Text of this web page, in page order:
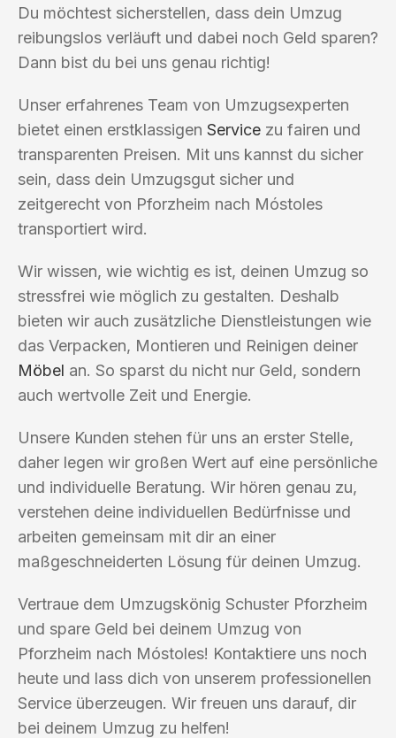
Du möchtest sicherstellen, dass dein Umzug
reibungslos verläuft und dabei noch Geld sparen?
Dann bist du bei uns genau richtig!
Unser erfahrenes Team von Umzugsexperten
bietet einen erstklassigen Service zu fairen und
transparenten Preisen. Mit uns kannst du sicher
sein, dass dein Umzugsgut sicher und
zeitgerecht von Pforzheim nach Móstoles
transportiert wird.
Wir wissen, wie wichtig es ist, deinen Umzug so
stressfrei wie möglich zu gestalten. Deshalb
bieten wir auch zusätzliche Dienstleistungen wie
das Verpacken, Montieren und Reinigen deiner
Möbel an. So sparst du nicht nur Geld, sondern
auch wertvolle Zeit und Energie.
Unsere Kunden stehen für uns an erster Stelle,
daher legen wir großen Wert auf eine persönliche
und individuelle Beratung. Wir hören genau zu,
verstehen deine individuellen Bedürfnisse und
arbeiten gemeinsam mit dir an einer
maßgeschneiderten Lösung für deinen Umzug.
Vertraue dem Umzugskönig Schuster Pforzheim
und spare Geld bei deinem Umzug von
Pforzheim nach Móstoles! Kontaktiere uns noch
heute und lass dich von unserem professionellen
Service überzeugen. Wir freuen uns darauf, dir
bei deinem Umzug zu helfen!